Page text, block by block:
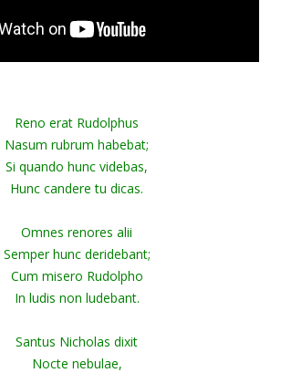
Reno erat Rudolphus
Nasum rubrum habebat;
Si quando hunc videbas,
Hunc candere tu dicas.
Omnes renores alii
Semper hunc deridebant;
Cum misero Rudolpho
In ludis non ludebant.
Santus Nicholas dixit
Nocte nebulae,